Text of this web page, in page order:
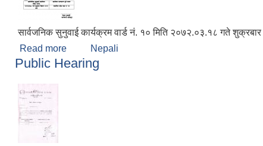
सार्वजनिक सुनुवाई कार्यक्रम वार्ड नं. १० मिति २०७२.०३.१८ गते
Read more about Public Hearing
Nepali
Public Hearing